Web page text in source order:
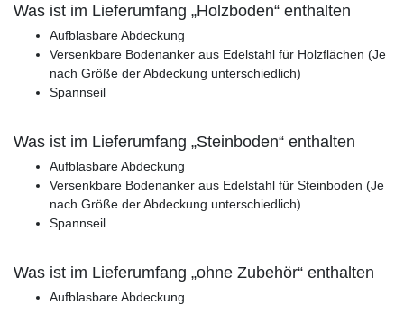
Was ist im Lieferumfang „Holzboden“ enthalten
Aufblasbare Abdeckung
Versenkbare Bodenanker aus Edelstahl für Holzflächen (Je
nach Größe der Abdeckung unterschiedlich)
Spannseil
Was ist im Lieferumfang „Steinboden“ enthalten
Aufblasbare Abdeckung
Versenkbare Bodenanker aus Edelstahl für Steinboden (Je
nach Größe der Abdeckung unterschiedlich)
Spannseil
Was ist im Lieferumfang „ohne Zubehör“ enthalten
Aufblasbare Abdeckung